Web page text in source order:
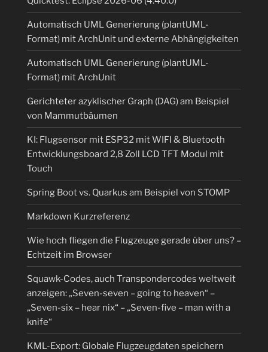
Automatisch UML Generierung (plantUML-
Format) mit ArchUnit und externe Abhängigkeiten
Automatisch UML Generierung (plantUML-
Format) mit ArchUnit
Gerichteter azyklischer Graph (DAG) am Beispiel
von Mammutbäumen
KI: Flugsensor mit ESP32 mit WIFI & Bluetooth
Entwicklungsboard 2,8 Zoll LCD TFT Modul mit
Touch
Spring Boot vs. Quarkus am Beispiel von STOMP
Markdown Kurzreferenz
Wie hoch fliegen die Flugzeuge gerade über uns? –
Echtzeit im Browser
Squawk-Codes, auch Transpondercodes weltweit
anzeigen: „Seven-seven – going to heaven“ –
„Seven-six – hear nix“ – „Seven-five – man with a
knife“
KML-Export: Globale Flugzeugdaten speichern